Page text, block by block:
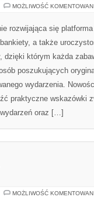
MOŻLIWOŚĆ
rozwijająca się platforma
a także
którym każda
poszukujących
wydarzenia.
praktyczne wskazówki
oraz […]
MOŻLIWOŚĆ